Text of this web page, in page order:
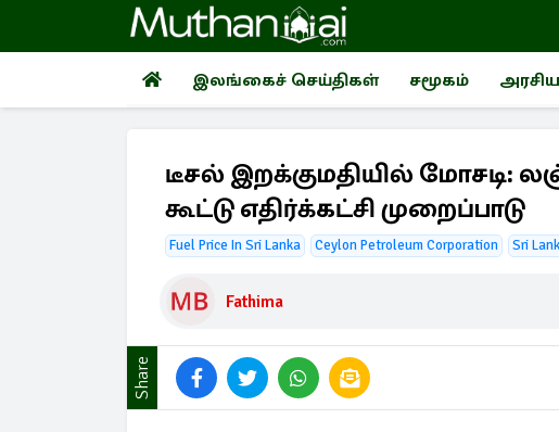
இலங்கைச் செய்திகள் சமூகம்
டீசல் இறக்குமதியில்
கூட்டு எதிர்க்கட்சி முறைப்பாடு
Fuel Price In Sri Lanka Ceylon Petroleum Corporation Sri
Fathima
Share